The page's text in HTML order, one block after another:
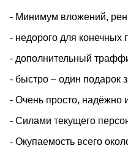
- Минимум вложений,
- недорого для конечных
- дополнительный
- быстро – один подарок
- Очень просто, надёжно
- Силами текущего
- Окупаемость всего